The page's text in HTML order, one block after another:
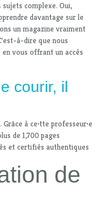
complexe. Oui,
davantage sur le
un magazine vraiment
à-dire que nous
vous offrant un accès
courir, il
à ce·tte professeur·e
de 1,700 pages
et certifiés authentiques
de